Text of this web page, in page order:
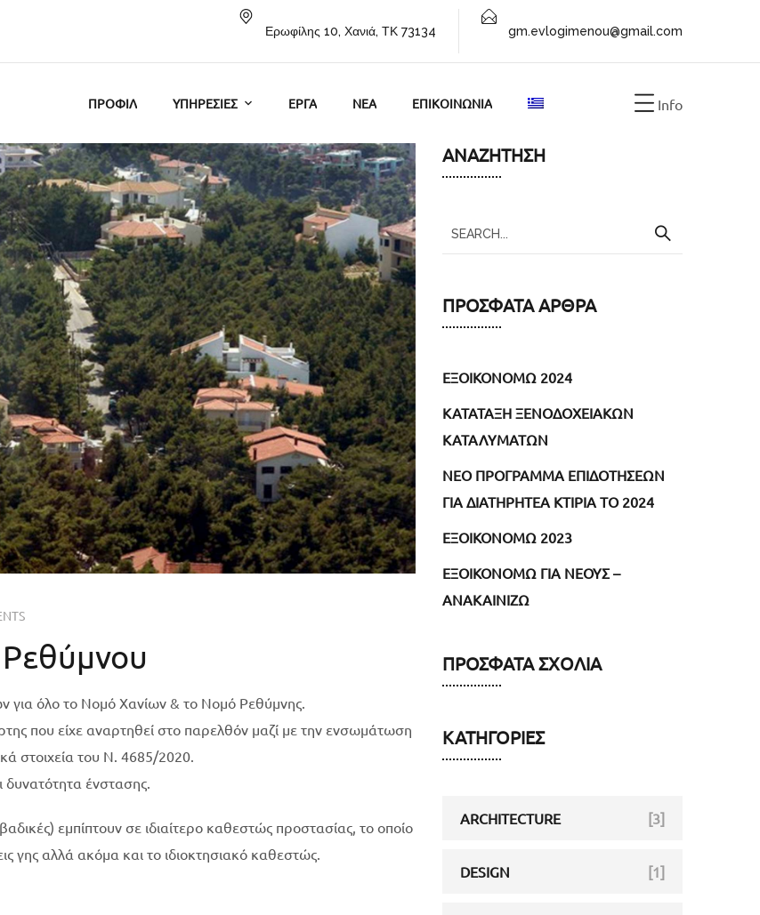
Ερωφίλης 10, Χανιά, ΤΚ 73134 gm.evlogimenou@gmail.com
ΠΡΟΦΙΛ ΥΠΗΡΕΣΙΕΣ ΕΡΓΑ NEA ΕΠΙΚΟΙΝΩΝΙΑ Info
όλο το Νομό Χανίων & το Νομό Ρεθύμνης.
που είχε αναρτηθεί στο παρελθόν μαζί με την ενσωμάτωση
στοιχεία του Ν. 4685/2020.
ένστασης.
εμπίπτουν σε ιδιαίτερο καθεστώς προστασίας, το οποίο
γης αλλά ακόμα και το ιδιοκτησιακό καθεστώς.
ΑΝΑΖΉΤΗΣΗ
ΠΡΌΣΦΑΤΑ ΆΡΘΡΑ
ΕΞΟΙΚΟΝΟΜΩ 2024
ΚΑΤΑΤΑΞΗ ΞΕΝΟΔΟΧΕΙΑΚΩΝ
ΚΑΤΑΛΥΜΑΤΩΝ
NEO ΠΡΟΓΡΑΜΜΑ ΕΠΙΔΟΤΗΣΕΩΝ
ΓΙΑ ΔΙΑΤΗΡΗΤΕΑ ΚΤΙΡΙΑ ΤΟ 2024
ΕΞΟΙΚΟΝΟΜΩ 2023
ΕΞΟΙΚΟΝΟΜΩ ΓΙΑ ΝΕΟΥΣ –
ΑΝΑΚΑΙΝΙΖΩ
ΠΡΌΣΦΑΤΑ ΣΧΌΛΙΑ
ΚΑΤΗΓΟΡΊΕΣ
ARCHITECTURE [3]
DESIGN [1]